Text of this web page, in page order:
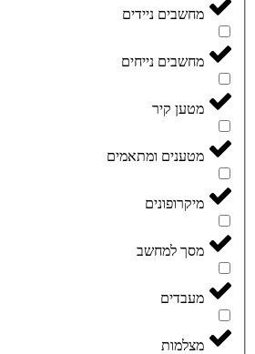
מחשבים ניידים
מחשבים נייחים
מטען קיר
מטענים ומתאמים
מיקרופונים
מסך למחשב
מעבדים
מצלמות